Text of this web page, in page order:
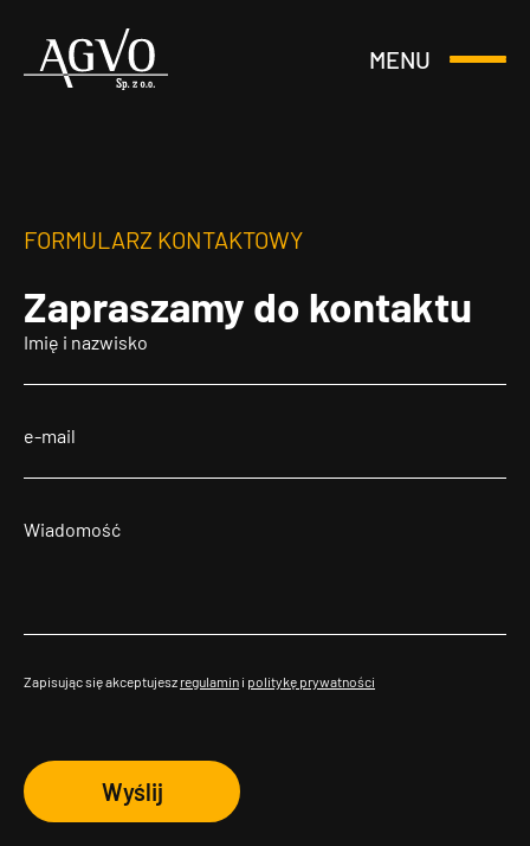
Header
MENU
Otwórz
FORMULARZ KONTAKTOWY
Zapraszamy do kontaktu
Zapisując się akceptujesz regulamin i politykę prywatności
Wyślij